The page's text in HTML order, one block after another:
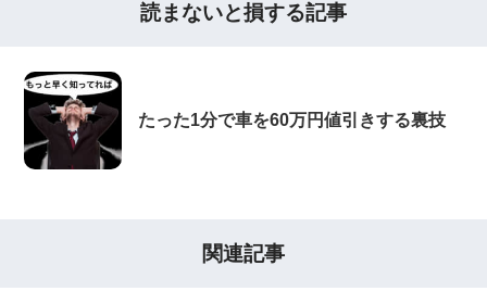
読まないと損する記事
たった1分で車を60万円値引きする裏技
関連記事